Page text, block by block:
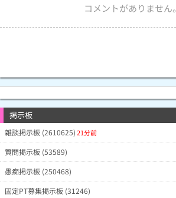
コメントがありません。
掲示板
雑談掲示板 (2610625)21分前
質問掲示板 (53589)
愚痴掲示板 (250468)
固定PT募集掲示板 (31246)